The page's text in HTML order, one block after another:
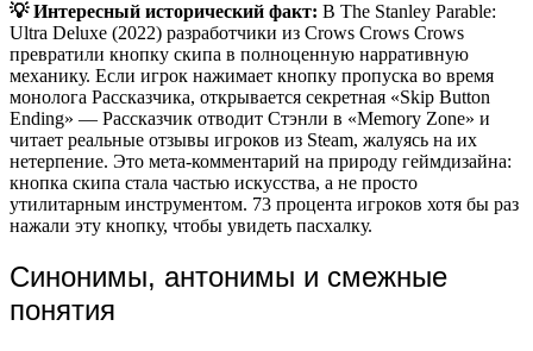
💡 Интересный исторический факт: В The Stanley Parable:
Ultra Deluxe (2022) разработчики из Crows Crows Crows
превратили кнопку скипа в полноценную нарративную
механику. Если игрок нажимает кнопку пропуска во время
монолога Рассказчика, открывается секретная «Skip Button
Ending» — Рассказчик отводит Стэнли в «Memory Zone» и
читает реальные отзывы игроков из Steam, жалуясь на их
нетерпение. Это мета-комментарий на природу геймдизайна:
кнопка скипа стала частью искусства, а не просто
утилитарным инструментом. 73 процента игроков хотя бы раз
нажали эту кнопку, чтобы увидеть пасхалку.
Синонимы, антонимы и смежные
понятия